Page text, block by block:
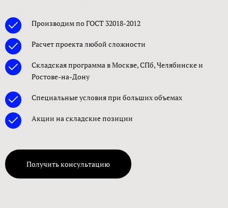
Производим по ГОСТ 32018-2012
Расчет проекта любой сложности
Складская программа в Москве, СПб, Челябинске и
Ростове-на-Дону
Специальные условия при больших объемах
Акции на складские позиции
Получить консультацию